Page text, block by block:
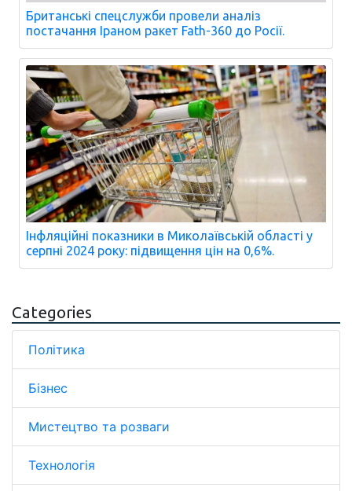
Британські спецслужби провели аналіз
постачання Іраном ракет Fath-360 до Росії.
Інфляційні показники в Миколаївській області у
серпні 2024 року: підвищення цін на 0,6%.
Categories
Політика
Бізнес
Мистецтво та розваги
Технологія